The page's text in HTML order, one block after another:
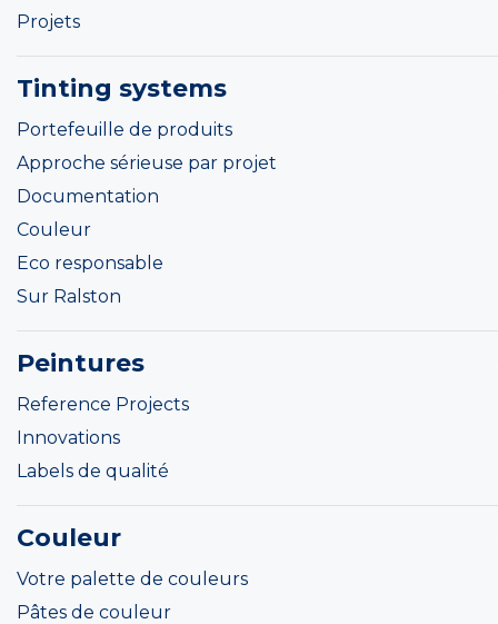
Projets
Tinting systems
Portefeuille de produits
Approche sérieuse par projet
Documentation
Couleur
Eco responsable
Sur Ralston
Peintures
Reference Projects
Innovations
Labels de qualité
Couleur
Votre palette de couleurs
Pâtes de couleur